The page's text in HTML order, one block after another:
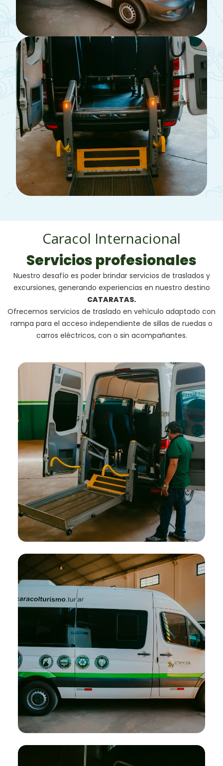
Caracol Internacional
Servicios profesionales
Nuestro desafío es poder brindar servicios de traslados y
excursiones, generando experiencias en nuestro destino
CATARATAS.
Ofrecemos servicios de traslado en vehículo adaptado con
rampa para el acceso independiente de sillas de ruedas o
carros eléctricos, con o sin acompañantes.